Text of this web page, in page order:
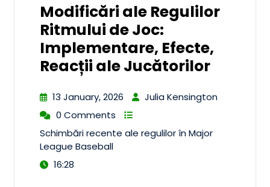
Modificări ale Regulilor
Ritmului de Joc:
Implementare, Efecte,
Reacții ale Jucătorilor
13 January, 2026
Julia Kensington
0 Comments
Schimbări recente ale regulilor în Major
League Baseball
16:28